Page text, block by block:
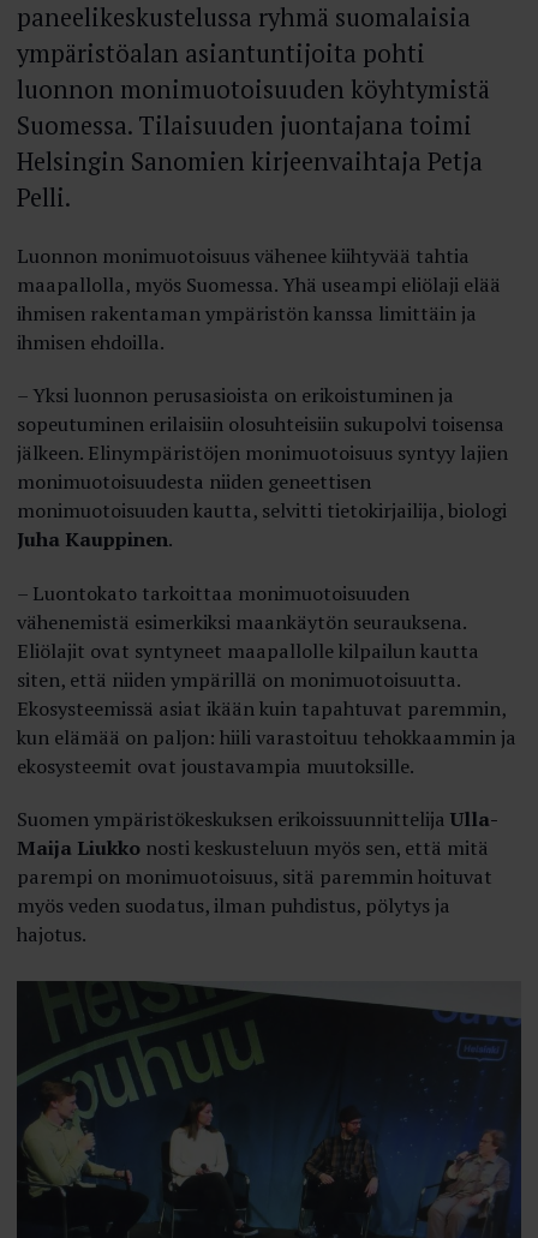
paneelikeskustelussa ryhmä suomalaisia
ympäristöalan asiantuntijoita pohti
luonnon monimuotoisuuden köyhtymistä
Suomessa. Tilaisuuden juontajana toimi
Helsingin Sanomien kirjeenvaihtaja Petja
Pelli.
Luonnon monimuotoisuus vähenee kiihtyvää tahtia
maapallolla, myös Suomessa. Yhä useampi eliölaji elää
ihmisen rakentaman ympäristön kanssa limittäin ja
ihmisen ehdoilla.
– Yksi luonnon perusasioista on erikoistuminen ja
sopeutuminen erilaisiin olosuhteisiin sukupolvi toisensa
jälkeen. Elinympäristöjen monimuotoisuus syntyy lajien
monimuotoisuudesta niiden geneettisen
monimuotoisuuden kautta, selvitti tietokirjailija, biologi
Juha Kauppinen.
– Luontokato tarkoittaa monimuotoisuuden
vähenemistä esimerkiksi maankäytön seurauksena.
Eliölajit ovat syntyneet maapallolle kilpailun kautta
siten, että niiden ympärillä on monimuotoisuutta.
Ekosysteemissä asiat ikään kuin tapahtuvat paremmin,
kun elämää on paljon: hiili varastoituu tehokkaammin ja
ekosysteemit ovat joustavampia muutoksille.
Suomen ympäristökeskuksen erikoissuunnittelija Ulla-
Maija Liukko nosti keskusteluun myös sen, että mitä
parempi on monimuotoisuus, sitä paremmin hoituvat
myös veden suodatus, ilman puhdistus, pölytys ja
hajotus.